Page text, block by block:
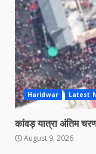
Haridwar Latest
कांवड़ यात्रा अंतिम
August 9, 2026